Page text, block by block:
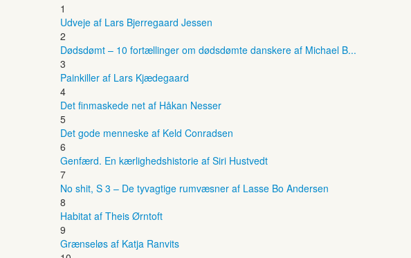
1
Udveje af Lars Bjerregaard Jessen
2
Dødsdømt – 10 fortællinger om dødsdømte danskere af Michael B...
3
Painkiller af Lars Kjædegaard
4
Det finmaskede net af Håkan Nesser
5
Det gode menneske af Keld Conradsen
6
Genfærd. En kærlighedshistorie af Siri Hustvedt
7
No shit, S 3 – De tyvagtige rumvæsner af Lasse Bo Andersen
8
Habitat af Theis Ørntoft
9
Grænseløs af Katja Ranvits